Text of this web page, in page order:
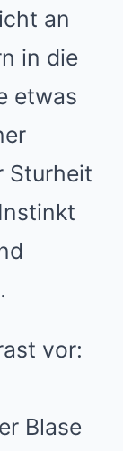
an
in die
etwas
Sturheit
vor:
Blase